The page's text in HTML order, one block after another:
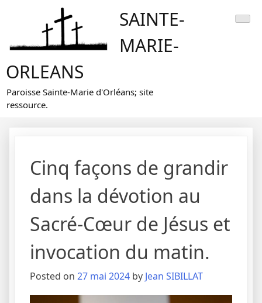
SAINTE-
MARIE-
ORLEANS
Paroisse Sainte-Marie d'Orléans; site
ressource.
Cinq façons de grandir
dans la dévotion au
Sacré-Cœur de Jésus et
invocation du matin.
Posted on 27 mai 2024 by Jean SIBILLAT